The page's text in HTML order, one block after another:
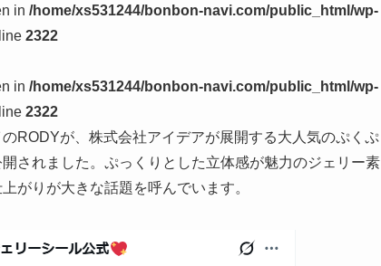
in /home/xs531244/bonbon-navi.com/public_html/wp-
2322
in /home/xs531244/bonbon-navi.com/public_html/wp-
2322
RODYが、株式会社アイデアが展開する大人気のぷくぷ
されました。ぷっくりとした立体感が魅力のジェリー素
がりが大きな話題を呼んでいます。